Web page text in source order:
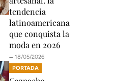
tendencia
latinoamericana
que conquista la
moda en 2026
🗕️ 18/05/2026
PORTADA